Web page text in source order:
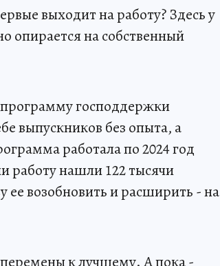
выходит на работу? Здесь у
опирается на собственный
программу господдержки
выпускников без опыта, а
работала по 2024 год
работу нашли 122 тысячи
ее возобновить и расширить - на
к лучшему. А пока -